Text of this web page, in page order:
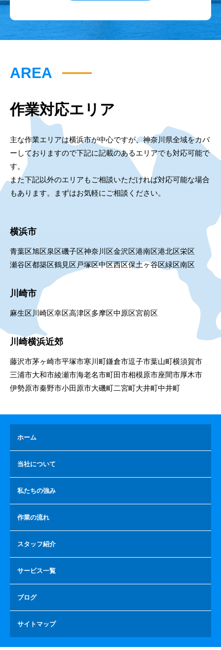
AREA
作業対応エリア
主な作業エリアは横浜市が中心ですが、神奈川県全域をカバ
ーしておりますので下記に記載のあるエリアでも対応可能で
す。
また下記以外のエリアもご相談いただければ対応可能な場合
もあります。まずはお気軽にご相談ください。
横浜市
青葉区旭区泉区磯子区神奈川区金沢区港南区港北区栄区
瀬谷区都築区鶴見区 戸塚区中区西区保土ヶ谷区緑区南区
川崎市
麻生区 川崎区幸区高津区多摩区中原区宮前区
川崎横浜近郊
藤沢市茅ヶ崎市平塚市寒川町鎌倉市逗子市葉山町横須賀市
三浦市大和市綾瀬市海老名市町田市相模原市座間市厚木市
伊勢原市秦野市小田原市大磯町二宮町大井町中井町
ホーム
当社について
私たちの強み
作業の流れ
スタッフ紹介
サービス一覧
ブログ
サイトマップ